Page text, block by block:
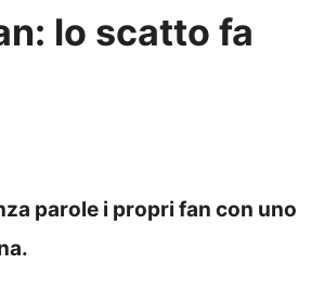
lo scatto fa
parole i propri fan con uno